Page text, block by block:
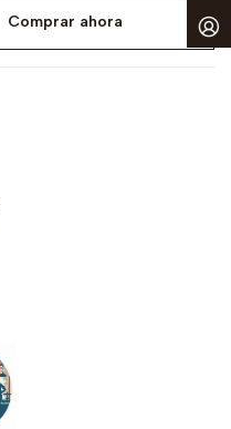
Comprar ahora